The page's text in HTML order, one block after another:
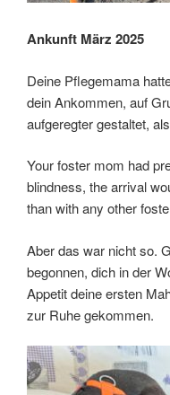
Ankunft März 2025
Deine Pflegemama
dein Ankommen, auf
aufgeregter gestaltet,
Your foster mom had
blindness, the arrival
than with any other
Aber das war nicht so.
begonnen, dich in der
Appetit deine ersten
zur Ruhe gekommen.